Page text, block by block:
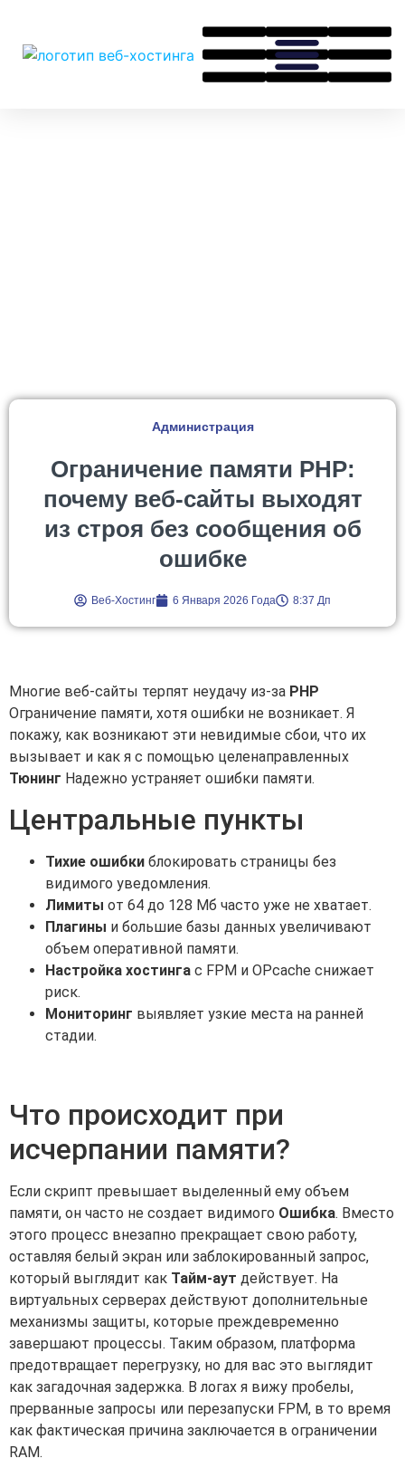
Администрация
Ограничение памяти PHP:
почему веб-сайты выходят
из строя без сообщения об
ошибке
Веб-Хостинг 6 Января 2026 Года 8:37 Дп
Многие веб-сайты терпят неудачу из-за PHP
Ограничение памяти, хотя ошибки не возникает. Я
покажу, как возникают эти невидимые сбои, что их
вызывает и как я с помощью целенаправленных
Тюнинг Надежно устраняет ошибки памяти.
Центральные пункты
Тихие ошибки блокировать страницы без
видимого уведомления.
Лимиты от 64 до 128 Мб часто уже не хватает.
Плагины и большие базы данных увеличивают
объем оперативной памяти.
Настройка хостинга с FPM и OPcache снижает
риск.
Мониторинг выявляет узкие места на ранней
стадии.
Что происходит при
исчерпании памяти?
Если скрипт превышает выделенный ему объем
памяти, он часто не создает видимого Ошибка. Вместо
этого процесс внезапно прекращает свою работу,
оставляя белый экран или заблокированный запрос,
который выглядит как Тайм-аут действует. На
виртуальных серверах действуют дополнительные
механизмы защиты, которые преждевременно
завершают процессы. Таким образом, платформа
предотвращает перегрузку, но для вас это выглядит
как загадочная задержка. В логах я вижу пробелы,
прерванные запросы или перезапуски FPM, в то время
как фактическая причина заключается в ограничении
RAM.